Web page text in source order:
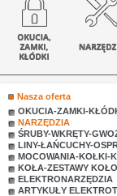
Nasza oferta
OKUCIA-ZAMKI-
NARZĘDZIA
ŚRUBY-WKRĘTY-
LINY-ŁAŃCUCHY-
MOCOWANIA-KOŁKI-
KOŁA-ZESTAWY
ELEKTRONARZĘDZIA
ARTYKUŁY